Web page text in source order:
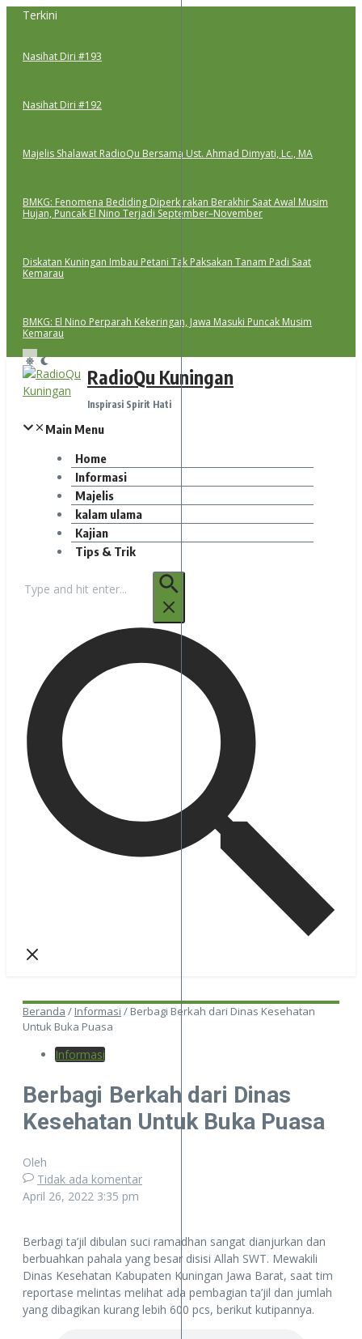
Lewati
Terkini
Nasihat Diri #193
Nasihat Diri #192
Majelis Shalawat RadioQu Bersama Ust. Ahmad Dimyati, Lc., MA
BMKG: Fenomena Bediding Diperkirakan Berakhir Saat Awal Musim
Hujan, Puncak El Nino Terjadi September–November
Diskatan Kuningan Imbau Petani Tak Paksakan Tanam Padi Saat
Kemarau
BMKG: El Nino Perparah Kekeringan, Jawa Masuki Puncak Musim
Kemarau
RadioQu Kuningan
Inspirasi Spirit Hati
Main Menu
Home
Informasi
Majelis
kalam ulama
Kajian
Tips & Trik
untuk:
Beranda / Informasi / Berbagi Berkah dari Dinas Kesehatan
Untuk Buka Puasa
Informasi
Berbagi Berkah dari Dinas
Kesehatan Untuk Buka Puasa
Oleh
Tidak ada komentar
April 26, 2022 3:35 pm
Berbagi ta’jil dibulan suci ramadhan sangat dianjurkan dan
berbuahkan pahala yang besar disisi Allah SWT. Mewakili
Dinas Kesehatan Kabupaten Kuningan Jawa Barat, saat tim
reportase melintas melihat ada pembagian ta’jil dan jumlah
yang dibagikan kurang lebih 600 pcs, berikut kutipannya.